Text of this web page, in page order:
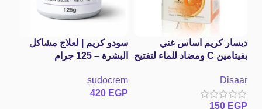
ديسار كريم اساس غني
بفيتامين C ومضاد للماء لتفتيح
Disaar
150 EGP
سودو كريم | لعلاج مشاكل
البشرة – 125 جرام
Healing Eczema
Woundsm
sudocrem
420 EGP